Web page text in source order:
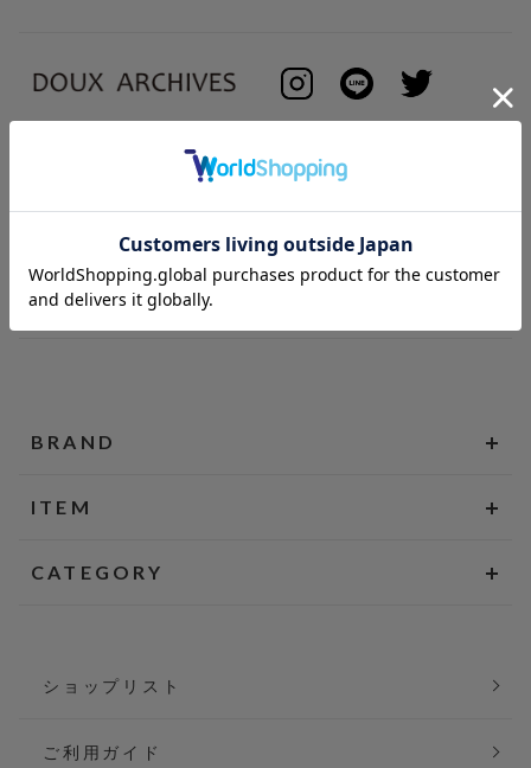
BRAND
ITEM
CATEGORY
ショップリスト
ご利用ガイド